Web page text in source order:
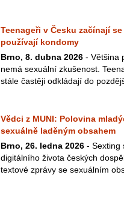
Teenageři v Česku začínají
používají kondomy
Brno, 8. dubna 2026 - Většina
nemá sexuální zkušenost.
stále častěji odkládají do
Vědci z MUNI: Polovina
sexuálně laděným obsahem
Brno, 26. ledna 2026 - Sexting
digitálního života českých
textové zprávy se sexuálním